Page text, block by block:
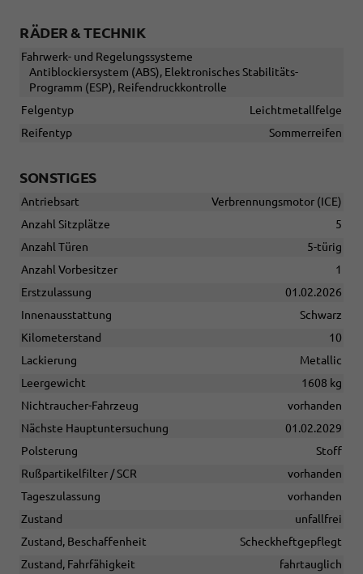
RÄDER & TECHNIK
Fahrwerk- und Regelungssysteme
Antiblockiersystem (ABS), Elektronisches Stabilitäts-
Programm (ESP), Reifendruckkontrolle
Felgentyp
Leichtmetallfelge
Reifentyp
Sommerreifen
SONSTIGES
Antriebsart
Verbrennungsmotor (ICE)
Anzahl Sitzplätze
5
Anzahl Türen
5-türig
Anzahl Vorbesitzer
1
Erstzulassung
01.02.2026
Innenausstattung
Schwarz
Kilometerstand
10
Lackierung
Metallic
Leergewicht
1608 kg
Nichtraucher-Fahrzeug
vorhanden
Nächste Hauptuntersuchung
01.02.2029
Polsterung
Stoff
Rußpartikelfilter / SCR
vorhanden
Tageszulassung
vorhanden
Zustand
unfallfrei
Zustand, Beschaffenheit
Scheckheftgepflegt
Zustand, Fahrfähigkeit
fahrtauglich